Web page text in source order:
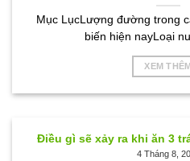
Mục LụcLượng đường trong
biến hiện nayLoại
XEM
Điều gì sẽ xảy ra khi ăn 3
4 Tháng 8,